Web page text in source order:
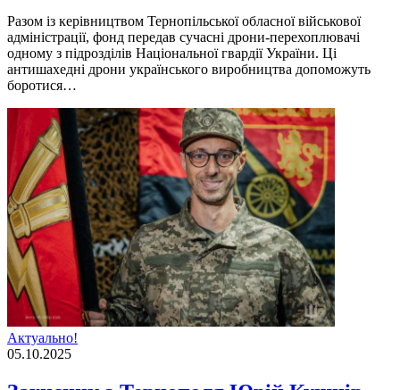
Разом із керівництвом Тернопільської обласної військової
адміністрації, фонд передав сучасні дрони-перехоплювачі
одному з підрозділів Національної гвардії України. Ці
антишахедні дрони українського виробництва допоможуть
боротися…
Актуально!
05.10.2025